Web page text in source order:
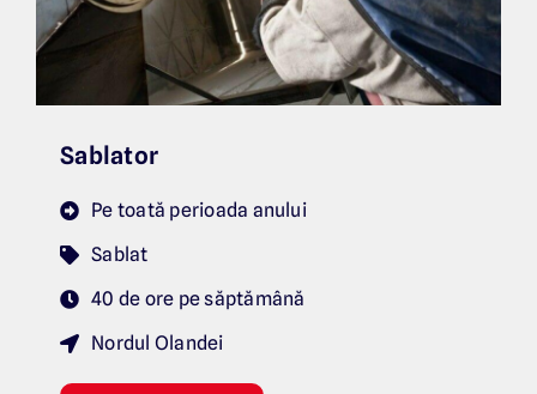
Sablator
Pe toată perioada anului
Sablat
40 de ore pe săptămână
Nordul Olandei